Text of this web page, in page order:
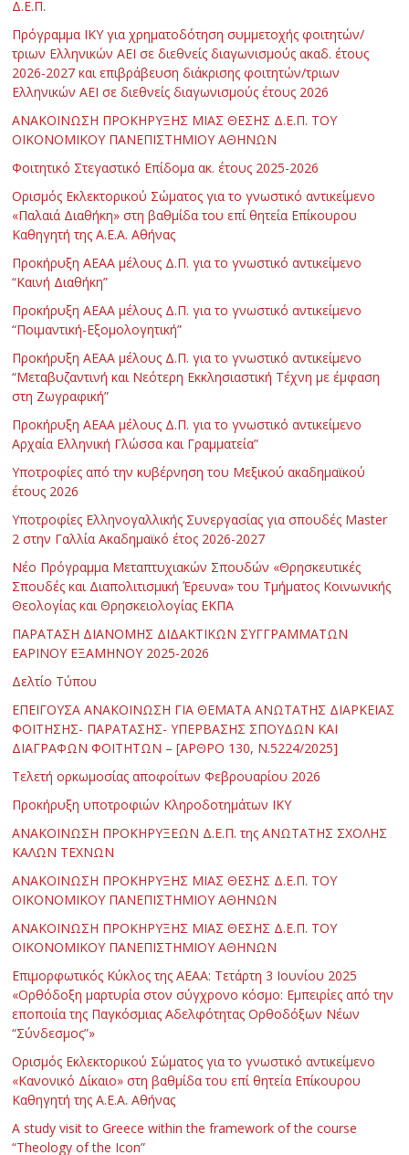
Δ.Ε.Π.
Πρόγραμμα ΙΚΥ για χρηματοδότηση συμμετοχής φοιτητών/
τριων Ελληνικών ΑΕΙ σε διεθνείς διαγωνισμούς ακαδ. έτους
2026-2027 και επιβράβευση διάκρισης φοιτητών/τριων
Ελληνικών ΑΕΙ σε διεθνείς διαγωνισμούς έτους 2026
ΑΝΑΚΟΙΝΩΣΗ ΠΡΟΚΗΡΥΞΗΣ ΜΙΑΣ ΘΕΣΗΣ Δ.Ε.Π. ΤΟΥ
ΟΙΚΟΝΟΜΙΚΟΥ ΠΑΝΕΠΙΣΤΗΜΙΟΥ ΑΘΗΝΩΝ
Φοιτητικό Στεγαστικό Επίδομα ακ. έτους 2025-2026
Ορισμός Εκλεκτορικού Σώματος για το γνωστικό αντικείμενο
«Παλαιά Διαθήκη» στη βαθμίδα του επί θητεία Επίκουρου
Καθηγητή της Α.Ε.Α. Αθήνας
Προκήρυξη ΑΕΑΑ μέλους Δ.Π. για το γνωστικό αντικείμενο
“Καινή Διαθήκη”
Προκήρυξη ΑΕΑΑ μέλους Δ.Π. για το γνωστικό αντικείμενο
“Ποιμαντική-Εξομολογητική”
Προκήρυξη ΑΕΑΑ μέλους Δ.Π. για το γνωστικό αντικείμενο
“Μεταβυζαντινή και Νεότερη Εκκλησιαστική Τέχνη με έμφαση
στη Ζωγραφική”
Προκήρυξη ΑΕΑΑ μέλους Δ.Π. για το γνωστικό αντικείμενο
Αρχαία Ελληνική Γλώσσα και Γραμματεία”
Υποτροφίες από την κυβέρνηση του Μεξικού ακαδημαϊκού
έτους 2026
Υποτροφίες Ελληνογαλλικής Συνεργασίας για σπουδές Master
2 στην Γαλλία Ακαδημαϊκό έτος 2026-2027
Νέο Πρόγραμμα Μεταπτυχιακών Σπουδών «Θρησκευτικές
Σπουδές και Διαπολιτισμική Έρευνα» του Τμήματος Κοινωνικής
Θεολογίας και Θρησκειολογίας ΕΚΠΑ
ΠΑΡΑΤΑΣΗ ΔΙΑΝΟΜΗΣ ΔΙΔΑΚΤΙΚΩΝ ΣΥΓΓΡΑΜΜΑΤΩΝ
ΕΑΡΙΝΟΥ ΕΞΑΜΗΝΟΥ 2025-2026
Δελτίο Τύπου
ΕΠΕΙΓΟΥΣΑ ΑΝΑΚΟΙΝΩΣΗ ΓΙΑ ΘΕΜΑΤΑ ΑΝΩΤΑΤΗΣ ΔΙΑΡΚΕΙΑΣ
ΦΟΙΤΗΣΗΣ- ΠΑΡΑΤΑΣΗΣ- ΥΠΕΡΒΑΣΗΣ ΣΠΟΥΔΩΝ ΚΑΙ
ΔΙΑΓΡΑΦΩΝ ΦΟΙΤΗΤΩΝ – [ΑΡΘΡΟ 130, Ν.5224/2025]
Τελετή ορκωμοσίας αποφοίτων Φεβρουαρίου 2026
Προκήρυξη υποτροφιών Κληροδοτημάτων ΙΚΥ
ΑΝΑΚΟΙΝΩΣΗ ΠΡΟΚΗΡΥΞΕΩΝ Δ.Ε.Π. της ΑΝΩΤΑΤΗΣ ΣΧΟΛΗΣ
ΚΑΛΩΝ ΤΕΧΝΩΝ
ΑΝΑΚΟΙΝΩΣΗ ΠΡΟΚΗΡΥΞΗΣ ΜΙΑΣ ΘΕΣΗΣ Δ.Ε.Π. ΤΟΥ
ΟΙΚΟΝΟΜΙΚΟΥ ΠΑΝΕΠΙΣΤΗΜΙΟΥ ΑΘΗΝΩΝ
ΑΝΑΚΟΙΝΩΣΗ ΠΡΟΚΗΡΥΞΗΣ ΜΙΑΣ ΘΕΣΗΣ Δ.Ε.Π. ΤΟΥ
ΟΙΚΟΝΟΜΙΚΟΥ ΠΑΝΕΠΙΣΤΗΜΙΟΥ ΑΘΗΝΩΝ
Επιμορφωτικός Κύκλος της ΑΕΑΑ: Τετάρτη 3 Ιουνίου 2025
«Ορθόδοξη μαρτυρία στον σύγχρονο κόσμο: Εμπειρίες από την
εποποιία της Παγκόσμιας Αδελφότητας Ορθοδόξων Νέων
“Σύνδεσμος”»
Ορισμός Εκλεκτορικού Σώματος για το γνωστικό αντικείμενο
«Κανονικό Δίκαιο» στη βαθμίδα του επί θητεία Επίκουρου
Καθηγητή της Α.Ε.Α. Αθήνας
Α study visit to Greece within the framework of the course
“Theology of the Icon”